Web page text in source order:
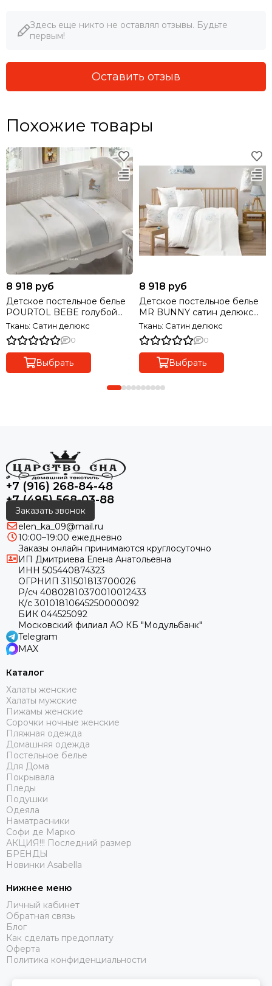
Здесь еще никто не оставлял отзывы. Будьте
первым!
Оставить отзыв
Похожие товары
8 918 руб
Детское постельное белье
POURTOL BEBE голубой
сатин делюкс TIVOLYO
HOME Турция
Ткань: Сатин делюкс
0
Выбрать
8 918 руб
Детское постельное белье
MR BUNNY сатин делюкс
TIVOLYO HOME Турция
Ткань: Сатин делюкс
0
Выбрать
+7 (916) 268-84-48
+7 (495) 568-03-88
Заказать звонок
elen_ka_09@mail.ru
10:00–19:00 ежедневно
Заказы онлайн принимаются круглосуточно
ИП Дмитриева Елена Анатольевна
ИНН 505440874323
ОГРНИП 311501813700026
Р/сч 40802810370010012433
К/с 30101810645250000092
БИК 044525092
Московский филиал АО КБ "Модульбанк"
Telegram
MAX
Каталог
Халаты женские
Халаты мужские
Пижамы женские
Сорочки ночные женские
Пляжная одежда
Домашняя одежда
Постельное белье
Для Дома
Покрывала
Пледы
Подушки
Одеяла
Наматрасники
Софи де Марко
АКЦИЯ!!! Последний размер
БРЕНДЫ
Новинки Asabella
Нижнее меню
Личный кабинет
Обратная связь
Блог
Как сделать предоплату
Оферта
Политика конфиденциальности